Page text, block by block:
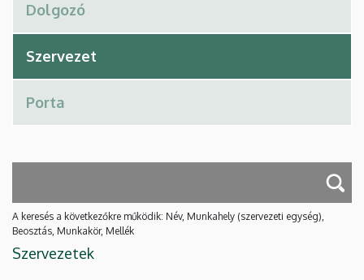
A keresés a következőkre működik: Név, Munkahely (szervezeti egység),
Beosztás, Munkakör, Mellék
Szervezetek